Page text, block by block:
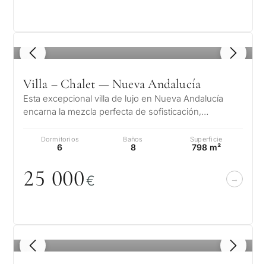
1 / 8
Villa – Chalet — Nueva Andalucía
Esta excepcional villa de lujo en Nueva Andalucía
encarna la mezcla perfecta de sofisticación,
Dormitorios
6
Baños
8
Superficie
798 m²
25 000€
1 / 8
¿Con
qué